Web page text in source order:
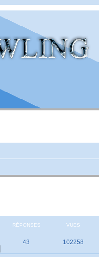
RÉPONSES VUES
43 102258